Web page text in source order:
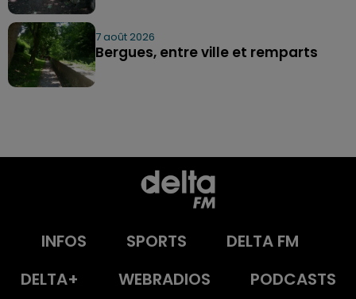
7 août 2026
Bergues, entre ville et remparts
INFOS SPORTS
DELTA FM
DELTA+
WEBRADIOS PODCASTS